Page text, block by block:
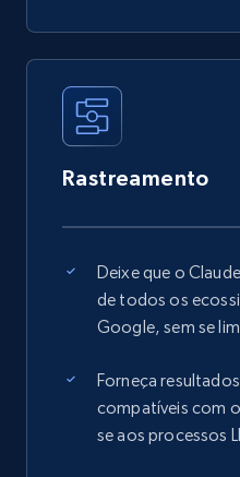
Rastreamento
Deixe que o
de todos os
Google, sem se
Forneça
compatíveis com
se aos processos